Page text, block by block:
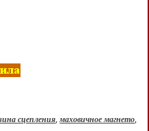
сцепления,маховичное магнето,